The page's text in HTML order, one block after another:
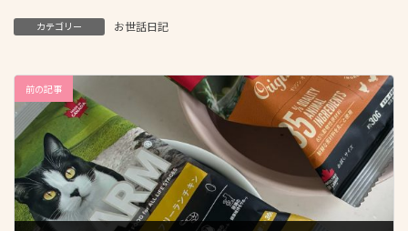
カテゴリー お世話日記
前の記事